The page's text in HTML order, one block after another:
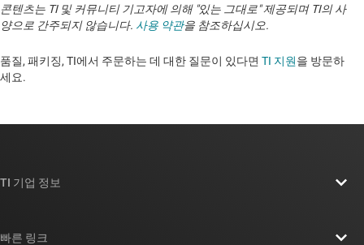
콘텐츠는 TI 및 커뮤니티 기고자에 의해 "있는 그대로" 제공되며 TI의 사
양으로 간주되지 않습니다. 사용 약관을 참조하십시오.
품질, 패키징, TI에서 주문하는 데 대한 질문이 있다면 TI 지원을 방문하
세요. ​​​​​​​​​​​​​​
TI 기업 정보
빠른 링크